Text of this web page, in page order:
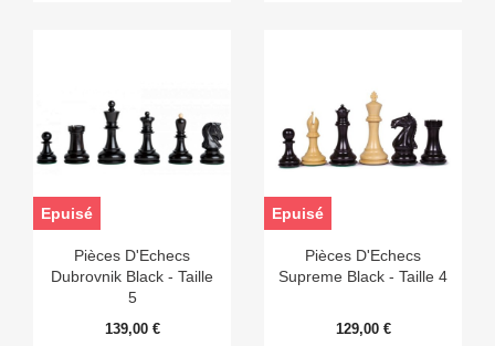
Pièces D'Echecs
Dubrovnik Black - Taille
5
139,00 €
Epuisé
Pièces D'Echecs
Supreme Black - Taille 4
129,00 €
Epuisé